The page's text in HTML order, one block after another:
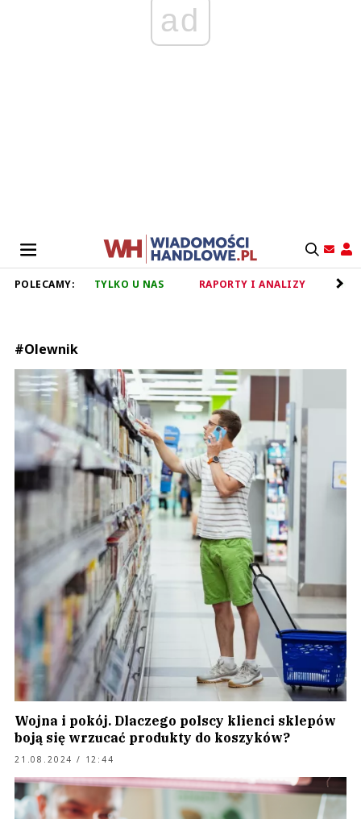
ad
POLECAMY: TYLKO U NAS RAPORTY I ANALIZY
#Olewnik
Wojna i pokój. Dlaczego polscy klienci sklepów
boją się wrzucać produkty do koszyków?
21.08.2024 / 12:44